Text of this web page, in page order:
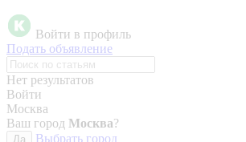
Войти в профиль
Подать объявление
Нет результатов
Войти
Москва
Ваш город Москва?
Да
Выбрать город